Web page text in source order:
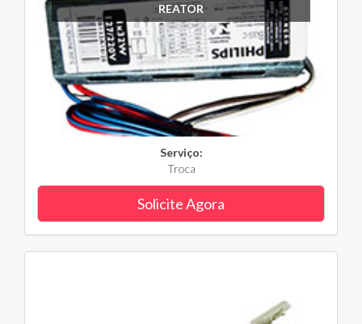
REATOR
Serviço:
Troca
Solicite Agora